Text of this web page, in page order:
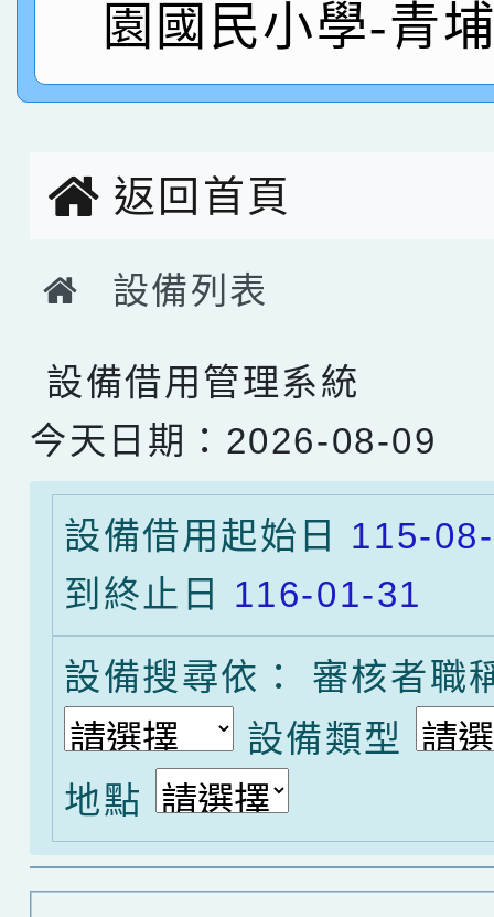
名 指導老師王老師、
桃園市英語競賽國小朗
名，指導老師林老師
賀！本校參加桃園市中
賽 劉文瑛教師榮獲教
臺灣台語-第二名
賀！本校參與2026世
市賽榮獲科學小創客佳
園國民小學-青
返回首頁
設備列表
設備借用管理系統
今天日期：2026-08-09
設備借用起始日 115-
到終止日 116-01-31
設備搜尋依： 審核者職
設備類型
選
地點 選擇後頁面內容會